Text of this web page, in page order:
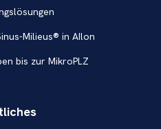
Milieus® in AIlon
bis zur MikroPLZ